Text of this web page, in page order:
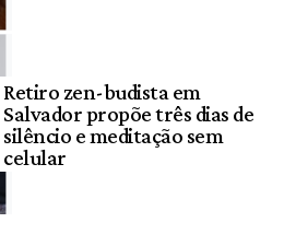
Retiro zen-budista em
Salvador propõe três dias de
silêncio e meditação sem
celular